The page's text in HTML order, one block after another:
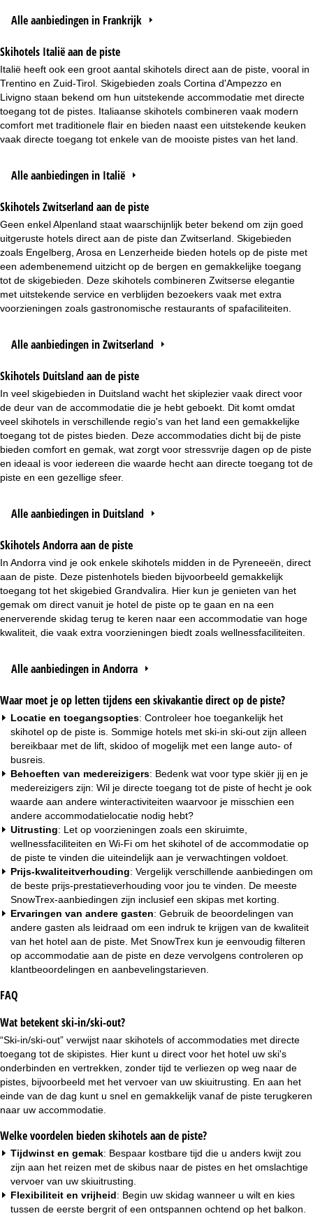
Alle aanbiedingen in Frankrijk
Skihotels Italië aan de piste
Italië heeft ook een groot aantal skihotels direct aan de piste, vooral in
Trentino en Zuid-Tirol. Skigebieden zoals Cortina d'Ampezzo en
Livigno staan bekend om hun uitstekende accommodatie met directe
toegang tot de pistes. Italiaanse skihotels combineren vaak modern
comfort met traditionele flair en bieden naast een uitstekende keuken
vaak directe toegang tot enkele van de mooiste pistes van het land.
Alle aanbiedingen in Italië
Skihotels Zwitserland aan de piste
Geen enkel Alpenland staat waarschijnlijk beter bekend om zijn goed
uitgeruste hotels direct aan de piste dan Zwitserland. Skigebieden
zoals Engelberg, Arosa en Lenzerheide bieden hotels op de piste met
een adembenemend uitzicht op de bergen en gemakkelijke toegang
tot de skigebieden. Deze skihotels combineren Zwitserse elegantie
met uitstekende service en verblijden bezoekers vaak met extra
voorzieningen zoals gastronomische restaurants of spafaciliteiten.
Alle aanbiedingen in Zwitserland
Skihotels Duitsland aan de piste
In veel skigebieden in Duitsland wacht het skiplezier vaak direct voor
de deur van de accommodatie die je hebt geboekt. Dit komt omdat
veel skihotels in verschillende regio's van het land een gemakkelijke
toegang tot de pistes bieden. Deze accommodaties dicht bij de piste
bieden comfort en gemak, wat zorgt voor stressvrije dagen op de piste
en ideaal is voor iedereen die waarde hecht aan directe toegang tot de
piste en een gezellige sfeer.
Alle aanbiedingen in Duitsland
Skihotels Andorra aan de piste
In Andorra vind je ook enkele skihotels midden in de Pyreneeën, direct
aan de piste. Deze pistenhotels bieden bijvoorbeeld gemakkelijk
toegang tot het skigebied Grandvalira. Hier kun je genieten van het
gemak om direct vanuit je hotel de piste op te gaan en na een
enerverende skidag terug te keren naar een accommodatie van hoge
kwaliteit, die vaak extra voorzieningen biedt zoals wellnessfaciliteiten.
Alle aanbiedingen in Andorra
Waar moet je op letten tijdens een skivakantie direct op de piste?
Locatie en toegangsopties: Controleer hoe toegankelijk het
skihotel op de piste is. Sommige hotels met ski-in ski-out zijn alleen
bereikbaar met de lift, skidoo of mogelijk met een lange auto- of
busreis.
Behoeften van medereizigers: Bedenk wat voor type skiër jij en je
medereizigers zijn: Wil je directe toegang tot de piste of hecht je ook
waarde aan andere winteractiviteiten waarvoor je misschien een
andere accommodatielocatie nodig hebt?
Uitrusting: Let op voorzieningen zoals een skiruimte,
wellnessfaciliteiten en Wi-Fi om het skihotel of de accommodatie op
de piste te vinden die uiteindelijk aan je verwachtingen voldoet.
Prijs-kwaliteitverhouding: Vergelijk verschillende aanbiedingen om
de beste prijs-prestatieverhouding voor jou te vinden. De meeste
SnowTrex-aanbiedingen zijn inclusief een skipas met korting.
Ervaringen van andere gasten: Gebruik de beoordelingen van
andere gasten als leidraad om een indruk te krijgen van de kwaliteit
van het hotel aan de piste. Met SnowTrex kun je eenvoudig filteren
op accommodatie aan de piste en deze vervolgens controleren op
klantbeoordelingen en aanbevelingstarieven.
FAQ
Wat betekent ski-in/ski-out?
“Ski-in/ski-out” verwijst naar skihotels of accommodaties met directe
toegang tot de skipistes. Hier kunt u direct voor het hotel uw ski's
onderbinden en vertrekken, zonder tijd te verliezen op weg naar de
pistes, bijvoorbeeld met het vervoer van uw skiuitrusting. En aan het
einde van de dag kunt u snel en gemakkelijk vanaf de piste terugkeren
naar uw accommodatie.
Welke voordelen bieden skihotels aan de piste?
Tijdwinst en gemak: Bespaar kostbare tijd die u anders kwijt zou
zijn aan het reizen met de skibus naar de pistes en het omslachtige
vervoer van uw skiuitrusting.
Flexibiliteit en vrijheid: Begin uw skidag wanneer u wilt en kies
tussen de eerste bergrit of een ontspannen ochtend op het balkon.